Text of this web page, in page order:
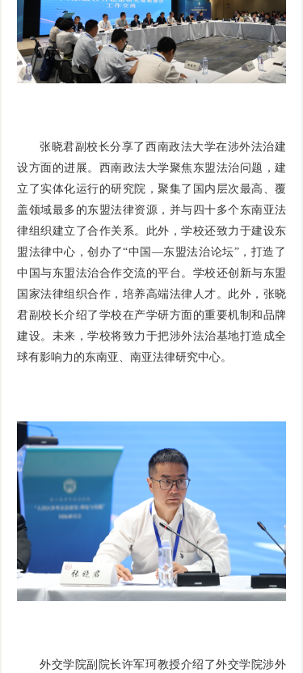
张晓君副校长分享了西南政法大学在涉外法治建
设方面的进展。西南政法大学聚焦东盟法治问题，建
立了实体化运行的研究院，聚集了国内层次最高、覆
盖领域最多的东盟法律资源，并与四十多个东南亚法
律组织建立了合作关系。此外，学校还致力于建设东
盟法律中心，创办了“中国—东盟法治论坛”，打造了
中国与东盟法治合作交流的平台。学校还创新与东盟
国家法律组织合作，培养高端法律人才。此外，张晓
君副校长介绍了学校在产学研方面的重要机制和品牌
建设。未来，学校将致力于把涉外法治基地打造成全
球有影响力的东南亚、南亚法律研究中心。
外交学院副院长许军珂教授介绍了外交学院涉外